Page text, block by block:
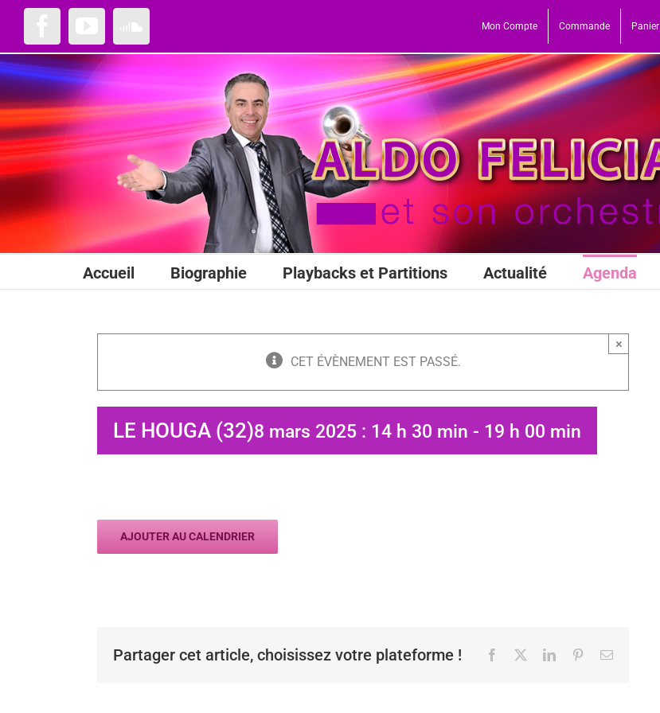
Passer
contenu
Mon Compte Commande Panier
Accueil Biographie Playbacks et Partitions Actualité Agenda
CET ÉVÈNEMENT EST PASSÉ.
×
LE HOUGA (32)8 mars 2025 : 14 h 30 min - 19 h 00 min
AJOUTER AU CALENDRIER
Partager cet article, choisissez votre plateforme ! Facebook LinkedInPinterestEmail